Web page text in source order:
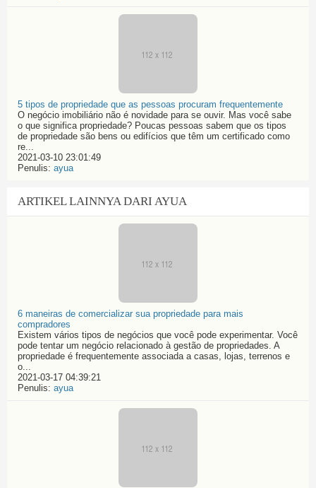
5 tipos de propriedade que as pessoas procuram frequentemente
O negócio imobiliário não é novidade para se ouvir. Mas você sabe
o que significa propriedade? Poucas pessoas sabem que os tipos
de propriedade são bens ou edifícios que têm um certificado como
re...
2021-03-10 23:01:49
Penulis: ayua
ARTIKEL LAINNYA DARI AYUA
6 maneiras de comercializar sua propriedade para mais
compradores
Existem vários tipos de negócios que você pode experimentar. Você
pode tentar um negócio relacionado à gestão de propriedades. A
propriedade é frequentemente associada a casas, lojas, terrenos e
o...
2021-03-17 04:39:21
Penulis: ayua